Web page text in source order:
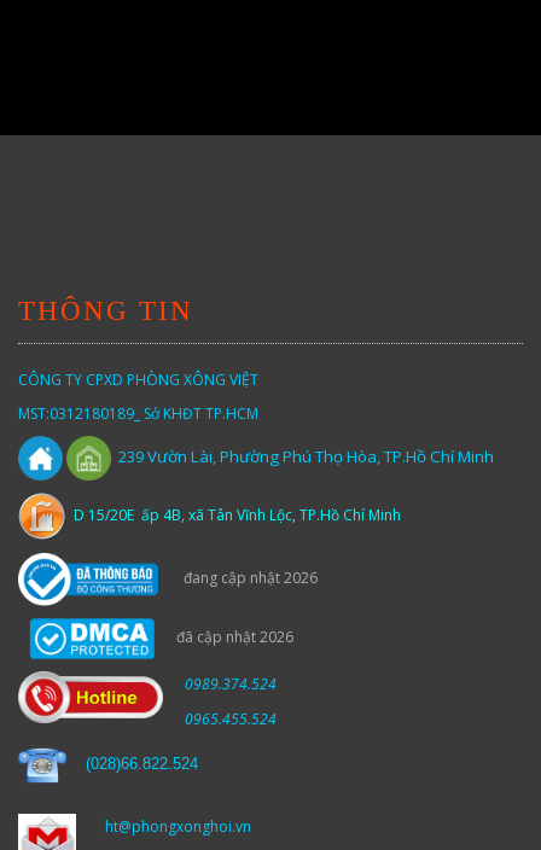
THÔNG TIN
CÔNG TY CPXD PHÒNG XÔNG VIỆT
MST:0312180189_ Sở KHĐT TP.HCM
239Vườn Lài,Phường Phú Thọ Hòa, TP.Hồ Chí Minh
D 15/20E ấp 4B, xã Tân Vĩnh Lộc, TP.Hồ Chí Minh
đang cập nhật 2026
đã cập nhật 2026
0989.374.524
0965.455.524
(028)66.822.524
ht@phongxonghoi.vn